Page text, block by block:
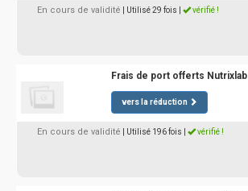
En cours de validité | Utilisé 29 fois vérifié !
Frais de port offerts Nutrixlab
vers la réduction
En cours de validité | Utilisé 196 fois vérifié !